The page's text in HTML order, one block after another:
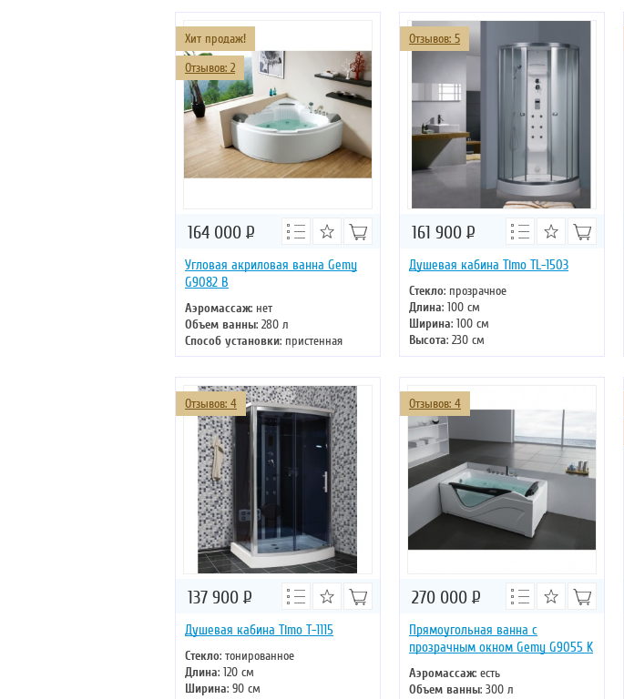
Хит продаж!
Отзывов: 2
Угловая акриловая ванна Gemy
G9082 B
Аэромассаж: нет
Объем ванны: 280 л
Способ установки: пристенная
Хромотерапия: нет
Длина: 152 см
Ширина: 152 см
164 000 Р
Отзывов: 5
Душевая кабина Timo TL-1503
Стекло: прозрачное
Длина: 100 см
Ширина: 100 см
Высота: 230 см
Форма: четверть круга
161 900 Р
Отзывов: 4
Душевая кабина Timo T-1115
Стекло: тонированное
Длина: 120 см
Ширина: 90 см
137 900 Р
Отзывов: 4
Прямоугольная ванна с
прозрачным окном Gemy G9055 K
Аэромассаж: есть
Объем ванны: 300 л
270 000 Р